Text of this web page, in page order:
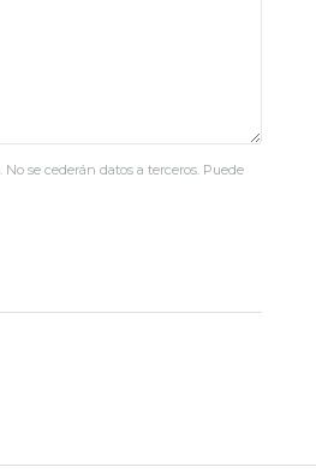
se cederán datos a terceros. Puede